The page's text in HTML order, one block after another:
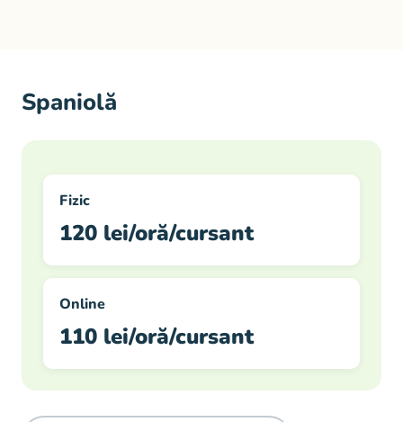
Spaniolă
Fizic
120 lei/oră/cursant
Online
110 lei/oră/cursant